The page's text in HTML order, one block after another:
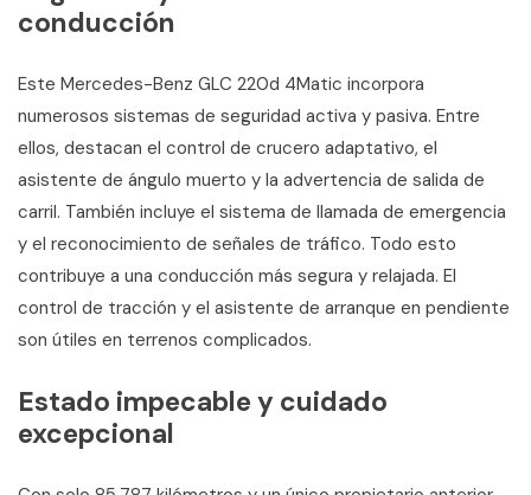
conducción
Este Mercedes-Benz GLC 220d 4Matic incorpora
numerosos sistemas de seguridad activa y pasiva. Entre
ellos, destacan el control de crucero adaptativo, el
asistente de ángulo muerto y la advertencia de salida de
carril. También incluye el sistema de llamada de emergencia
y el reconocimiento de señales de tráfico. Todo esto
contribuye a una conducción más segura y relajada. El
control de tracción y el asistente de arranque en pendiente
son útiles en terrenos complicados.
Estado impecable y cuidado
excepcional